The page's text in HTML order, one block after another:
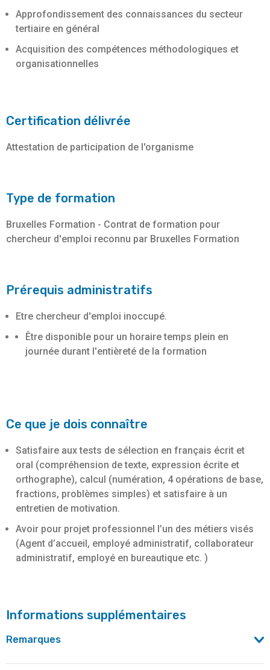
Approfondissement des connaissances du secteur
tertiaire en général
Acquisition des compétences méthodologiques et
organisationnelles
Certification délivrée
Attestation de participation de l'organisme
Type de formation
Bruxelles Formation - Contrat de formation pour
chercheur d'emploi reconnu par Bruxelles Formation
Prérequis administratifs
Etre chercheur d'emploi inoccupé.
Être disponible pour un horaire temps plein en
journée durant l'entièreté de la formation
Ce que je dois connaître
Satisfaire aux tests de sélection en français écrit et
oral (compréhension de texte, expression écrite et
orthographe), calcul (numération, 4 opérations de base,
fractions, problèmes simples) et satisfaire à un
entretien de motivation.
Avoir pour projet professionnel l’un des métiers visés
(Agent d’accueil, employé administratif, collaborateur
administratif, employé en bureautique etc. )
Informations supplémentaires
Remarques